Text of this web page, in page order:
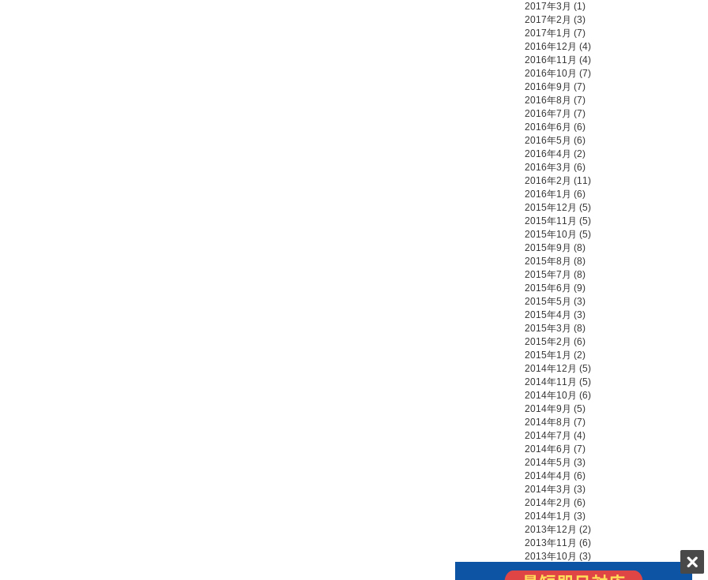
2017年3月 (1)
2017年2月 (3)
2017年1月 (7)
2016年12月 (4)
2016年11月 (4)
2016年10月 (7)
2016年9月 (7)
2016年8月 (7)
2016年7月 (7)
2016年6月 (6)
2016年5月 (6)
2016年4月 (2)
2016年3月 (6)
2016年2月 (11)
2016年1月 (6)
2015年12月 (5)
2015年11月 (5)
2015年10月 (5)
2015年9月 (8)
2015年8月 (8)
2015年7月 (8)
2015年6月 (9)
2015年5月 (3)
2015年4月 (3)
2015年3月 (8)
2015年2月 (6)
2015年1月 (2)
2014年12月 (5)
2014年11月 (5)
2014年10月 (6)
2014年9月 (5)
2014年8月 (7)
2014年7月 (4)
2014年6月 (7)
2014年5月 (3)
2014年4月 (6)
2014年3月 (3)
2014年2月 (6)
2014年1月 (3)
2013年12月 (2)
2013年11月 (6)
2013年10月 (3)
2013年9月(5)